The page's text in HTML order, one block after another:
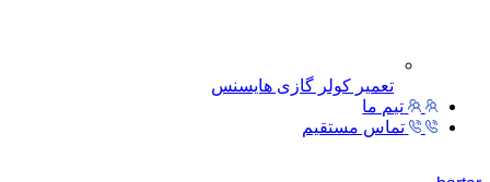
تعمیر کولر گازی هایسنس
تیم ما
تماس مستقیم